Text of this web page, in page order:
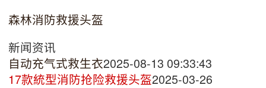
森林消防救援头盔
新闻资讯
自动充气式救生衣2025-08-13 09:33:43
17款統型消防抢险救援头盔2025-03-26